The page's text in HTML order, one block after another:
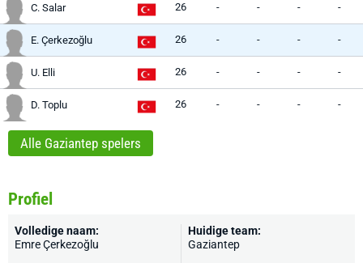
C. Salar 26 - - - -
E. Çerkezoğlu 26 - - - -
U. Elli 26 - - - -
D. Toplu 26 - - - -
Alle Gaziantep spelers
Profiel
Volledige naam:
Emre Çerkezoğlu
Huidige team:
Gaziantep